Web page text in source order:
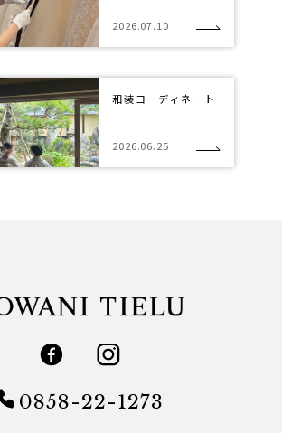
2026.07.10
和装コーディネート
2026.06.25
0858-22-1273